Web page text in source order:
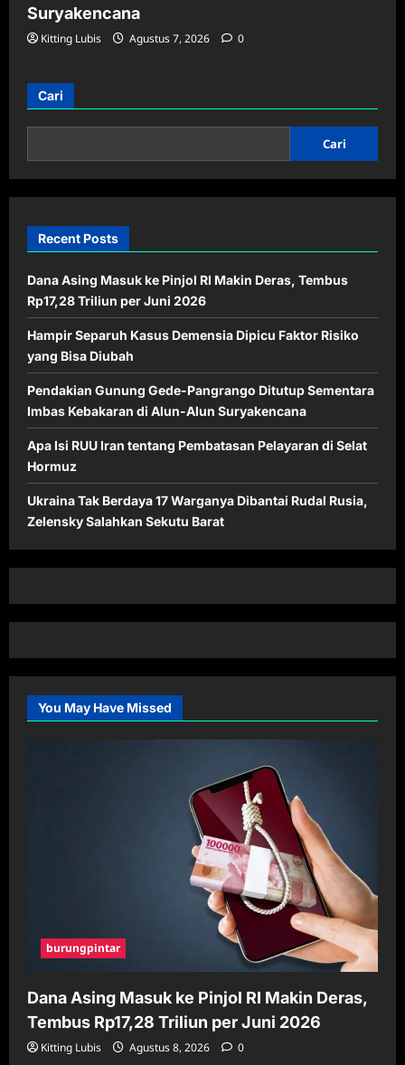
Suryakencana
Kitting Lubis Agustus 7, 2026 0
Cari
Cari
Recent Posts
Dana Asing Masuk ke Pinjol RI Makin Deras, Tembus
Rp17,28 Triliun per Juni 2026
Hampir Separuh Kasus Demensia Dipicu Faktor Risiko
yang Bisa Diubah
Pendakian Gunung Gede-Pangrango Ditutup Sementara
Imbas Kebakaran di Alun-Alun Suryakencana
Apa Isi RUU Iran tentang Pembatasan Pelayaran di Selat
Hormuz
Ukraina Tak Berdaya 17 Warganya Dibantai Rudal Rusia,
Zelensky Salahkan Sekutu Barat
You May Have Missed
burungpintar
Dana Asing Masuk ke Pinjol RI Makin Deras,
Tembus Rp17,28 Triliun per Juni 2026
Kitting Lubis Agustus 8, 2026 0